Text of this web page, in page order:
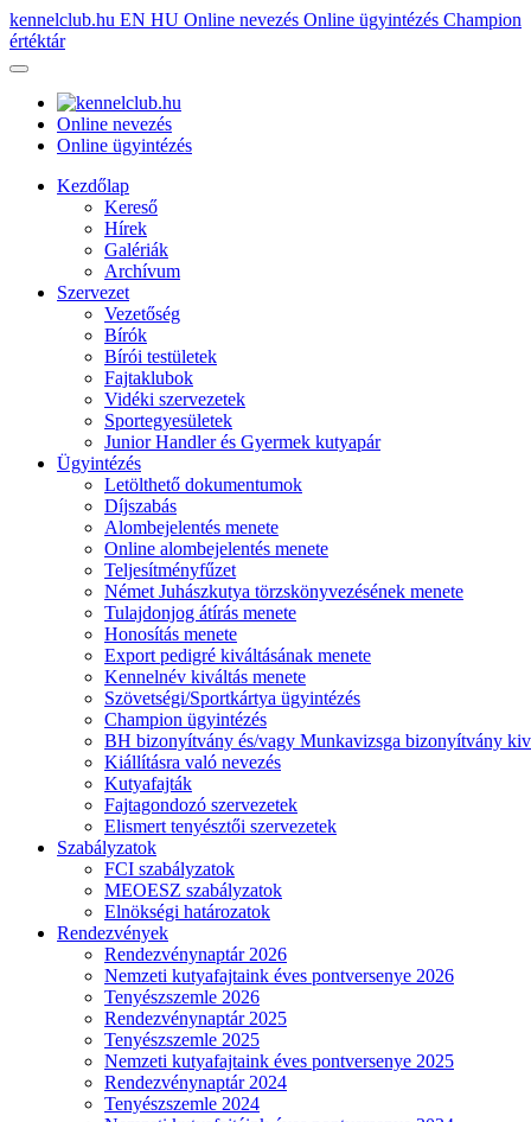
kennelclub.hu EN HU Online nevezés Online ügyintézés Champion
értéktár
Online nevezés
Online ügyintézés
Kezdőlap
Kereső
Hírek
Galériák
Archívum
Szervezet
Vezetőség
Bírók
Bírói testületek
Fajtaklubok
Vidéki szervezetek
Sportegyesületek
Junior Handler és Gyermek kutyapár
Ügyintézés
Letölthető dokumentumok
Díjszabás
Alombejelentés menete
Online alombejelentés menete
Teljesítményfűzet
Német Juhászkutya törzskönyvezésének menete
Tulajdonjog átírás menete
Honosítás menete
Export pedigré kiváltásának menete
Kennelnév kiváltás menete
Szövetségi/Sportkártya ügyintézés
Champion ügyintézés
BH bizonyítvány és/vagy Munkavizsga bizonyítvány
Kiállításra való nevezés
Kutyafajták
Fajtagondozó szervezetek
Elismert tenyésztői szervezetek
Szabályzatok
FCI szabályzatok
MEOESZ szabályzatok
Elnökségi határozatok
Rendezvények
Rendezvénynaptár 2026
Nemzeti kutyafajtaink éves pontversenye 2026
Tenyészszemle 2026
Rendezvénynaptár 2025
Tenyészszemle 2025
Nemzeti kutyafajtaink éves pontversenye 2025
Rendezvénynaptár 2024
Tenyészszemle 2024